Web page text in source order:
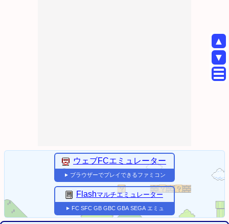
ウェブFCエミュレーター
▼ ブラウザーでプレイできるファミコン
Flashマルチエミュレーター
▼ FC SFC GB GBC GBA SEGA エミュ
▲
▼